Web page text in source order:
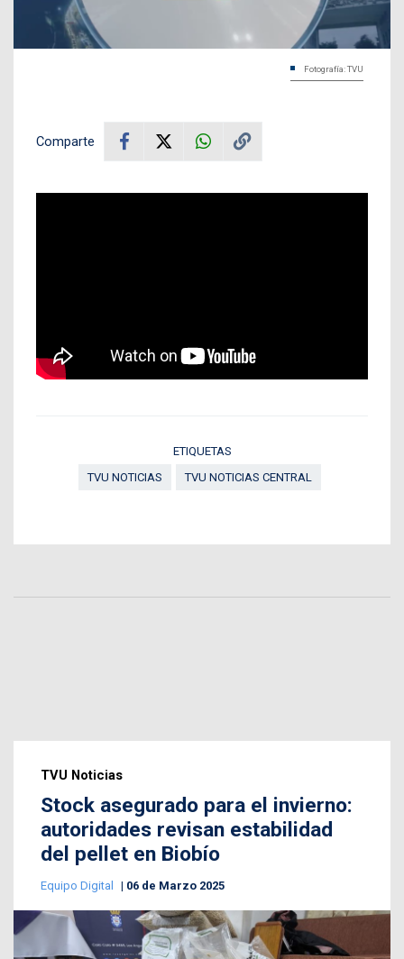
Fotografía: TVU
Comparte
ETIQUETAS
TVU NOTICIAS
TVU NOTICIAS CENTRAL
TVU Noticias
Stock asegurado para el invierno:
autoridades revisan estabilidad
del pellet en Biobío
Equipo Digital 06 de Marzo 2025